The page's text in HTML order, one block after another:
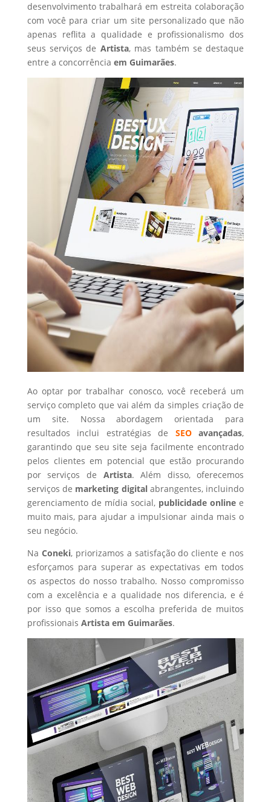
desenvolvimento trabalhará em estreita colaboração
com você para criar um site personalizado que não
apenas reflita a qualidade e profissionalismo dos
seus serviços de Artista, mas também se destaque
entre a concorrência em Guimarães.
Ao optar por trabalhar conosco, você receberá um
serviço completo que vai além da simples criação de
um site. Nossa abordagem orientada para
resultados inclui estratégias de SEOavançadas,
garantindo que seu site seja facilmente encontrado
pelos clientes em potencial que estão procurando
por serviços de Artista. Além disso, oferecemos
serviços de marketing digital abrangentes, incluindo
gerenciamento de mídia social, publicidade online e
muito mais, para ajudar a impulsionar ainda mais o
seu negócio.
Na Coneki, priorizamos a satisfação do cliente e nos
esforçamos para superar as expectativas em todos
os aspectos do nosso trabalho. Nosso compromisso
com a excelência e a qualidade nos diferencia, e é
por isso que somos a escolha preferida de muitos
profissionais Artistaem Guimarães.